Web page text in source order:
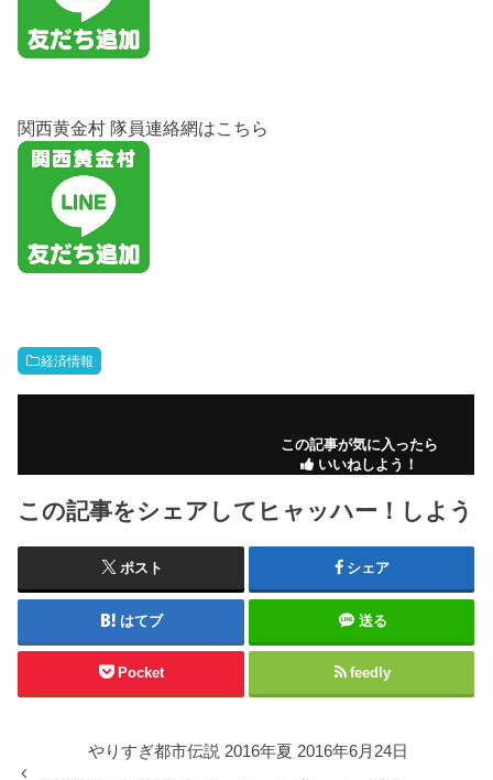
関西黄金村 隊員連絡網はこちら
経済情報
この記事が気に入ったら
いいねしよう！
この記事をシェアしてヒャッハー！しよう
ポスト シェア
はてブ 送る
Pocket feedly
やりすぎ都市伝説 2016年夏 2016年6月24日